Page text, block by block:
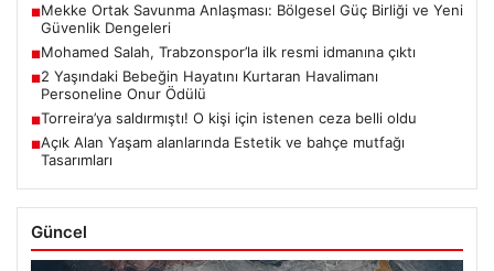
■Mekke Ortak Savunma Anlaşması: Bölgesel Güç Birliği ve Yeni
Güvenlik Dengeleri
■Mohamed Salah, Trabzonspor’la ilk resmi idmanına çıktı
■2 Yaşındaki Bebeğin Hayatını Kurtaran Havalimanı
Personeline Onur Ödülü
■Torreira’ya saldırmıştı! O kişi için istenen ceza belli oldu
■Açık Alan Yaşam alanlarında Estetik ve bahçe mutfağı
Tasarımları
Güncel